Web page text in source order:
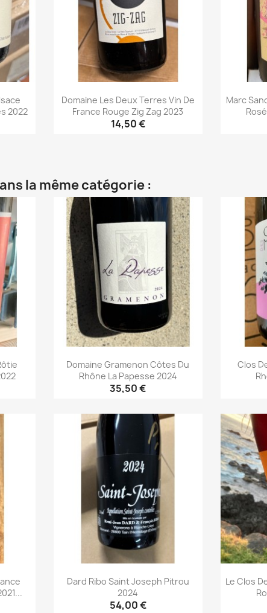
2022
Domaine Les Deux Terres Vin De
France Rouge Zig Zag 2023
14,50 €
Marc
la même catégorie :
Domaine Gramenon Côtes Du
Rhône La Papesse 2024
35,50 €
Aperçu rapide
Clos
Dard Ribo Saint Joseph Pitrou
2024
54,00 €
Le Clos